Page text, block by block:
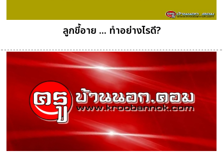
ลูกขี้อาย ... ทำอย่างไรดี?